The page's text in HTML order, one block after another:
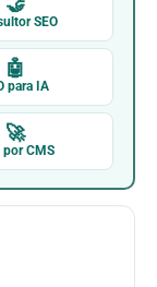
SEO
🤖
para IA
🚀
por CMS